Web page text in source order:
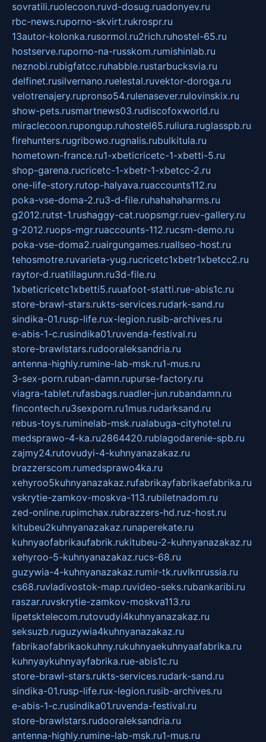
sovratili.ruolecoon.ruvd-dosug.ruadonyev.ru
rbc-news.ruporno-skvirt.rukrospr.ru
13autor-kolonka.rusormol.ru2rich.ruhostel-65.ru
hostserve.ruporno-na-russkom.rumishinlab.ru
neznobi.rubigfatcc.ruhabble.rustarbucksvia.ru
delfinet.rusilvernano.ruelestal.ruvektor-doroga.ru
velotrenajery.rupronso54.rulenasever.rulovinskix.ru
show-pets.rusmartnews03.rudiscofoxworld.ru
miraclecoon.rupongup.ruhostel65.ruliura.ruglasspb.ru
firehunters.rugribowo.rugnalis.rubulkitula.ru
hometown-france.ru1-xbeticricetc-1-xbetti-5.ru
shop-garena.rucricetc-1-xbetr-1-xbetcc-2.ru
one-life-story.rutop-halyava.ruaccounts112.ru
poka-vse-doma-2.ru3-d-file.ruhahahaharms.ru
g2012.rutst-1.rushaggy-cat.ruopsmgr.ruev-gallery.ru
g-2012.ruops-mgr.ruaccounts-112.rucsm-demo.ru
poka-vse-doma2.ruairgungames.ruallseo-host.ru
tehosmotre.ruvarieta-yug.rucricetc1xbetr1xbetcc2.ru
raytor-d.ruatillagunn.ru3d-file.ru
1xbeticricetc1xbetti5.ruuafoot-statti.rue-abis1c.ru
store-brawl-stars.rukts-services.rudark-sand.ru
sindika-01.rusp-life.rux-legion.rusib-archives.ru
e-abis-1-c.rusindika01.ruvenda-festival.ru
store-brawlstars.rudooraleksandria.ru
antenna-highly.rumine-lab-msk.ru1-mus.ru
3-sex-porn.ruban-damn.rupurse-factory.ru
viagra-tablet.rufasbags.ruadler-jun.rubandamn.ru
fincontech.ru3sexporn.ru1mus.rudarksand.ru
rebus-toys.ruminelab-msk.rualabuga-cityhotel.ru
medsprawo-4-ka.ru2864420.rublagodarenie-spb.ru
zajmy24.rutovudyi-4-kuhnyanazakaz.ru
brazzerscom.rumedsprawo4ka.ru
xehyroo5kuhnyanazakaz.rufabrikayfabrikaefabrika.ru
vskrytie-zamkov-moskva-113.rubiletnadom.ru
zed-online.rupimchax.rubrazzers-hd.ruz-host.ru
kitubeu2kuhnyanazakaz.runaperekate.ru
kuhnyaofabrikaufabrik.rukitubeu-2-kuhnyanazakaz.ru
xehyroo-5-kuhnyanazakaz.rucs-68.ru
guzywia-4-kuhnyanazakaz.rumir-tk.ruvlknrussia.ru
cs68.ruvladivostok-map.ruvideo-seks.rubankaribi.ru
raszar.ruvskrytie-zamkov-moskva113.ru
lipetsktelecom.rutovudyi4kuhnyanazakaz.ru
seksuzb.ruguzywia4kuhnyanazakaz.ru
fabrikaofabrikaokuhny.rukuhnyaekuhnyaafabrika.ru
kuhnyaykuhnyayfabrika.rue-abis1c.ru
store-brawl-stars.rukts-services.rudark-sand.ru
sindika-01.rusp-life.rux-legion.rusib-archives.ru
e-abis-1-c.rusindika01.ruvenda-festival.ru
store-brawlstars.rudooraleksandria.ru
antenna-highly.rumine-lab-msk.ru1-mus.ru